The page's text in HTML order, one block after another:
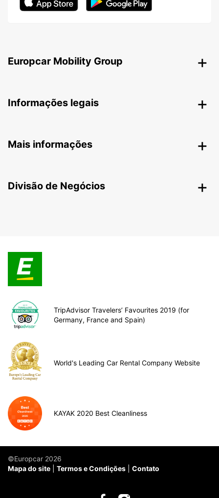
Europcar Mobility Group
Informações legais
Mais informações
Divisão de Negócios
TripAdvisor Travelers’ Favourites 2019 (for
Germany, France and Spain)
World's Leading Car Rental Company Website
KAYAK 2020 Best Cleanliness
©Europcar 2026
Mapa do site
Termos e Condições Contato